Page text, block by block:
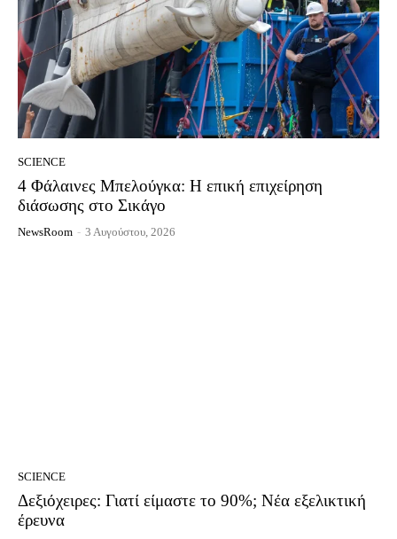
SCIENCE
4 Φάλαινες Μπελούγκα: Η επική επιχείρηση
διάσωσης στο Σικάγο
NewsRoom - 3 Αυγούστου, 2026
SCIENCE
Δεξιόχειρες: Γιατί είμαστε το 90%; Νέα εξελικτική
έρευνα